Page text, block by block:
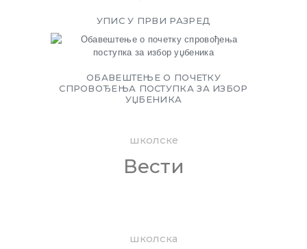
УПИС У ПРВИ РАЗРЕД
OБАВЕШТЕЊЕ О ПОЧЕТКУ
СПРОВОЂЕЊА ПОСТУПКА ЗА ИЗБОР
УЏБЕНИКА
школске
Вести
школска